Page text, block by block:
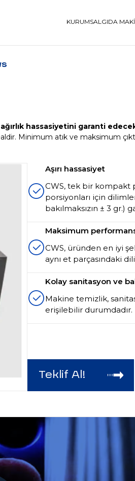
KURUMSALGIDA
hassasiyetini garanti
Minimum atık ve maksimum
Aşırı hassasiyet
CWS, tek bir kompakt
porsiyonları için
bakılmaksızın ± 3 gr.)
Maksimum
CWS, üründen en iyi
aynı et parçasındaki
Kolay sanitasyon ve
Makine temizlik,
erişilebilir durumdadır.
Teklif Al!